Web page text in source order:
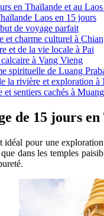
en Thaïlande et au Laos
Laos en 15 jours
de voyage parfait
et charme culturel à
et de la vie locale à Pai
à Vang Vieng
spirituelle de Luang
la rivière et exploration
sentiers cachés à
de 15 jours
idéal pour une
dans les temples